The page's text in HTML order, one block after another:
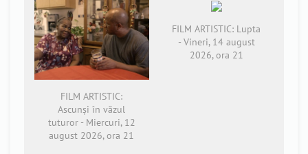
FILM ARTISTIC:
Ascunși în văzul
tuturor - Miercuri, 12
august 2026, ora 21
FILM ARTISTIC: Lupta
- Vineri, 14 august
2026, ora 21